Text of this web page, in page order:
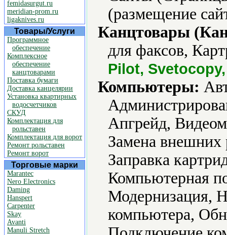
femidasurgut.ru
meridian-prom.ru
ligaknives.ru
Товары/Услуги
Программное
обеспечение
Комплексное
обеспечение
канцтоварами
Поставка бумаги
Доставка канцелярии
Установка квартирных
водосчетчиков
СКУД
Комплектация для
рольставен
Комплектация для ворот
Ремонт рольставен
Ремонт ворот
Торговые марки
Marantec
Nero Electronics
Daming
Hanspert
Carpenter
Skay
Avanti
Manuli Stretch
(размещение
Канцтовары
для факсов,
Pilot,
Компьютеры:
Апгрейд,
Замена внешних
Заправка
Компьютерная
Модернизация,
компьютера,